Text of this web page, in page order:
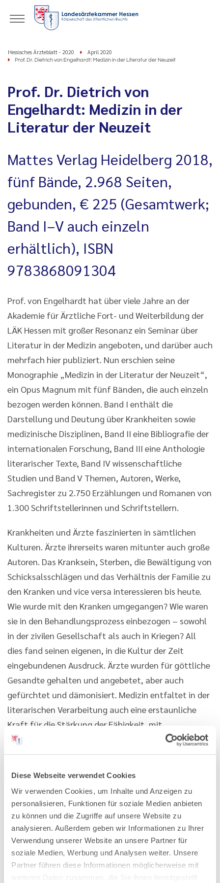
Diese Webseite verwendet Cookies
Wir verwenden Cookies, um Inhalte und Anzeigen zu
personalisieren, Funktionen für soziale Medien anbieten
zu können und die Zugriffe auf unsere Website zu
analysieren. Außerdem geben wir Informationen zu Ihrer
Verwendung unserer Website an unsere Partner für
soziale Medien, Werbung und Analysen weiter. Unsere
Partner führen diese Informationen möglicherweise mit
weiteren Daten zusammen, die Sie ihnen bereitgestellt
Hessisches Ärzteblatt - 2020 April 2020
Prof. Dr. Dietrich von Engelhardt: Medizin in der Literatur der Neuzeit
Prof. Dr. Dietrich von
Engelhardt: Medizin in der
Literatur der Neuzeit
Mattes Verlag Heidelberg 2018,
fünf Bände, 2.968 Seiten,
gebunden, € 225 (Gesamtwerk;
Band I–V auch einzeln
erhältlich), ISBN
9783868091304
Prof. von Engelhardt hat über viele Jahre an der
Akademie für Ärztliche Fort- und Weiterbildung der
LÄK Hessen mit großer Resonanz ein Seminar über
Literatur in der Medizin angeboten, und darüber auch
mehrfach hier publiziert. Nun erschien seine
Monographie „Medizin in der Literatur der Neuzeit“,
ein Opus Magnum mit fünf Bänden, die auch einzeln
bezogen werden können. Band I enthält die
Darstellung und Deutung über Krankheiten sowie
medizinische Disziplinen, Band II eine Bibliografie der
internationalen Forschung, Band III eine Anthologie
literarischer Texte, Band IV wissenschaftliche
Studien und Band V Themen, Autoren, Werke,
Sachregister zu 2.750 Erzählungen und Romanen von
1.300 Schriftstellerinnen und Schriftstellern.
Krankheiten und Ärzte faszinierten in sämtlichen
Kulturen. Ärzte ihrerseits waren mitunter auch große
Autoren. Das Kranksein, Sterben, die Bewältigung von
Schicksalsschlägen und das Verhältnis der Familie zu
den Kranken und vice versa interessieren bis heute.
Wie wurde mit den Kranken umgegangen? Wie waren
sie in den Behandlungsprozess einbezogen – sowohl
in der zivilen Gesellschaft als auch in Kriegen? All
dies fand seinen eigenen, in die Kultur der Zeit
eingebundenen Ausdruck. Ärzte wurden für göttliche
Gesandte gehalten und angebetet, aber auch
gefürchtet und dämonisiert. Medizin entfaltet in der
literarischen Verarbeitung auch eine erstaunliche
Kraft für die Stärkung der Fähigkeit, mit
Schicksalsschlägen umzugehen, und fördert die
Bildung: bei den Kranken wie auch bei ihren Familien.
der Kultur“. Für mich, den Autor dieser Rezension,
stärkte das Lesen von Büchern über Medizin, Ärzte
und Krankheiten die Entscheidungsfindung, Medizin
zu studieren. Kafka oder Cronin prägten auch bei mir
den Willen, Teil dieses Berufsstandes zu werden.Dr.
med. Siegmund Drexler